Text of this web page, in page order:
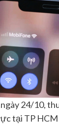
24/10,
tại TP